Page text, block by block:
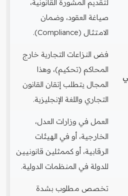
لتقديم المشورة القانونية،
صياغة العقود، وضمان
الامتثال (Compliance).
فض النزاعات التجارية خارج
المحاكم (تحكيم)، وهذا
المجال يتطلب إتقان القانون
التجاري واللغة الإنجليزية.
العمل في وزارات العدل،
الخارجية، أو في الهيئات
الرقابية، أو كممثلين قانونيين
للدولة في المنظمات الدولية.
تخصص مطلوب بشدة